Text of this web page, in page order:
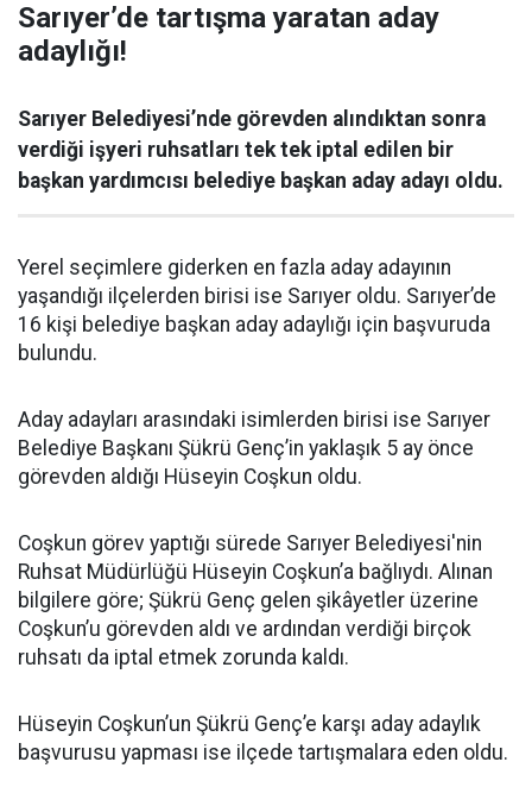
Sarıyer’de tartışma yaratan aday
adaylığı!
Sarıyer Belediyesi’nde görevden alındıktan sonra
verdiği işyeri ruhsatları tek tek iptal edilen bir
başkan yardımcısı belediye başkan aday adayı oldu.
Yerel seçimlere giderken en fazla aday adayının
yaşandığı ilçelerden birisi ise Sarıyer oldu. Sarıyer’de
16 kişi belediye başkan aday adaylığı için başvuruda
bulundu.
Aday adayları arasındaki isimlerden birisi ise Sarıyer
Belediye Başkanı Şükrü Genç’in yaklaşık 5 ay önce
görevden aldığı Hüseyin Coşkun oldu.
Coşkun görev yaptığı sürede Sarıyer Belediyesi'nin
Ruhsat Müdürlüğü Hüseyin Coşkun’a bağlıydı. Alınan
bilgilere göre; Şükrü Genç gelen şikâyetler üzerine
Coşkun’u görevden aldı ve ardından verdiği birçok
ruhsatı da iptal etmek zorunda kaldı.
Hüseyin Coşkun’un Şükrü Genç’e karşı aday adaylık
başvurusu yapması ise ilçede tartışmalara eden oldu.